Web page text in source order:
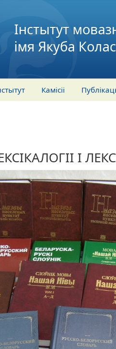
Інстытут
імя Якуба
Камісіі
І